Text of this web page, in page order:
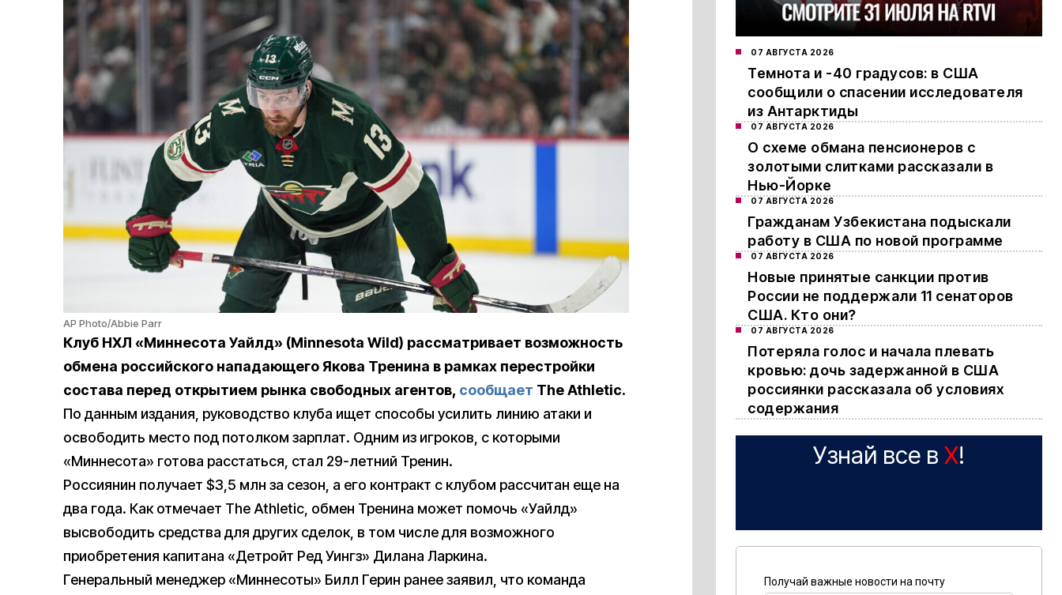
AP Photo/Abbie Parr
Клуб НХЛ «Миннесота Уайлд» (Minnesota Wild) рассматривает возможность
обмена российского нападающего Якова Тренина в рамках перестройки
состава перед открытием рынка свободных агентов, сообщает The Athletic.
По данным издания, руководство клуба ищет способы усилить линию атаки и
освободить место под потолком зарплат. Одним из игроков, с которыми
«Миннесота» готова расстаться, стал 29-летний Тренин.
Россиянин получает $3,5 млн за сезон, а его контракт с клубом рассчитан еще на
два года. Как отмечает The Athletic, обмен Тренина может помочь «Уайлд»
высвободить средства для других сделок, в том числе для возможного
приобретения капитана «Детройт Ред Уингз» Дилана Ларкина.
Генеральный менеджер «Миннесоты» Билл Герин ранее заявил, что команда
07 АВГУСТА 2026
Темнота и -40 градусов: в США
сообщили о спасении исследователя
из Антарктиды
07 АВГУСТА 2026
О схеме обмана пенсионеров с
золотыми слитками рассказали в
Нью-Йорке
07 АВГУСТА 2026
Гражданам Узбекистана подыскали
работу в США по новой программе
07 АВГУСТА 2026
Новые принятые санкции против
России не поддержали 11 сенаторов
США. Кто они?
07 АВГУСТА 2026
Потеряла голос и начала плевать
кровью: дочь задержанной в США
россиянки рассказала об условиях
содержания
Узнай все в X!